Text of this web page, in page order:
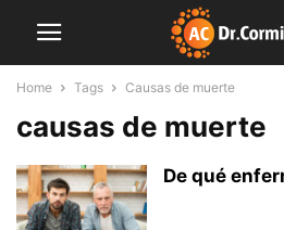
Home Tags Causas de muerte
causas de muerte
De qué